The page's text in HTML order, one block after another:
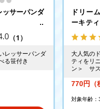
ッサーパンダ
（1）
レッサーパンダ
る笹付き
ドリー
ーキテ
ま
大人気の
ティをリ
ン＞ サ
770円（
対象年齢：